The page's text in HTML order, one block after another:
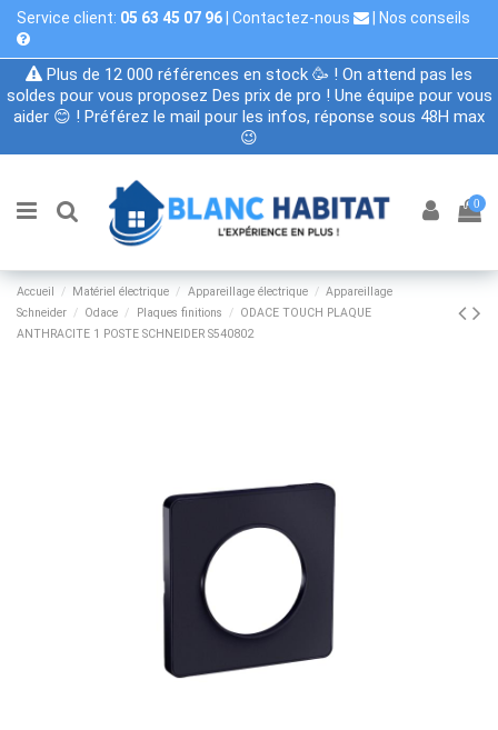
Service client: 05 63 45 07 96 Contactez-nous Nos conseils
Plus de 12 000 références en stock 🥳 ! On attend pas les
soldes pour vous proposez Des prix de pro ! Une équipe pour vous
aider 😊 ! Préférez le mail pour les infos, réponse sous 48H max
😉
0
Accueil Matériel électrique Appareillage électrique
Appareillage
Schneider
Odace Plaques finitions
ODACE TOUCH PLAQUE
ANTHRACITE 1 POSTE SCHNEIDER S540802